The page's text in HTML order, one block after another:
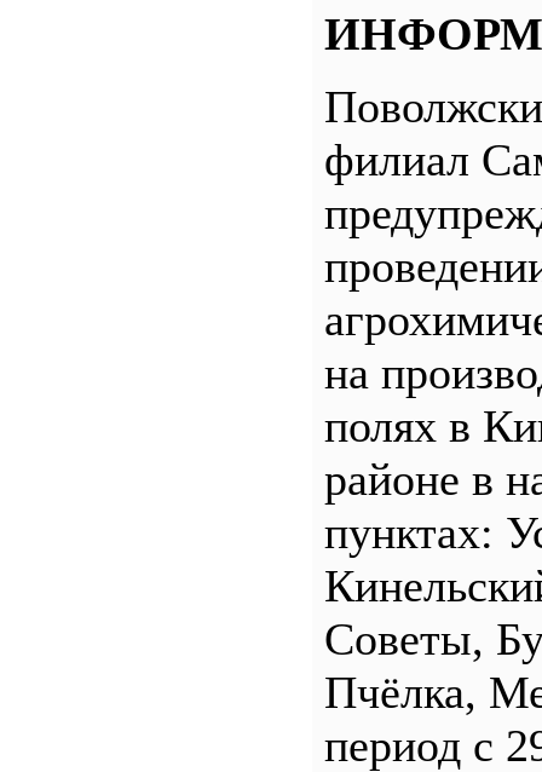
филиал
на
полях в
районе в
пунктах:
Советы,
Пчёлка,
период с